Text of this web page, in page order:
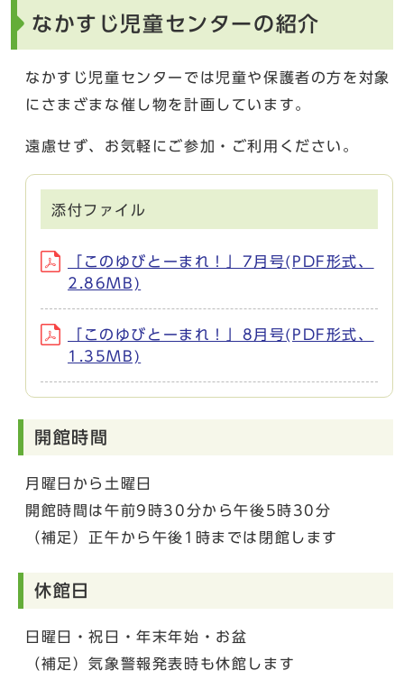
なかすじ児童センターの紹介
なかすじ児童センターでは児童や保護者の方を対象
にさまざまな催し物を計画しています。
遠慮せず、お気軽にご参加・ご利用ください。
添付ファイル
「このゆびとーまれ！」7月号(PDF形式、
2.86MB)
「このゆびとーまれ！」8月号(PDF形式、
1.35MB)
開館時間
月曜日から土曜日
開館時間は午前9時30分から午後5時30分
（補足）正午から午後1時までは閉館します
休館日
日曜日・祝日・年末年始・お盆
（補足）気象警報発表時も休館します